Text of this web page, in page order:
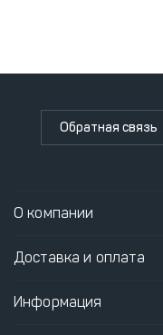
Обратная связь
О компании
Доставка и оплата
Информация